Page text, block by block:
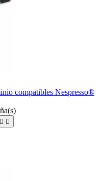
compatibles Nespresso®
 